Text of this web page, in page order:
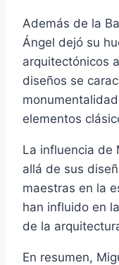
Además de la
Ángel dejó su
arquitectónicos
diseños se
elementos
La influencia de
allá de sus
maestras en la
han influido en
de la
En resumen,